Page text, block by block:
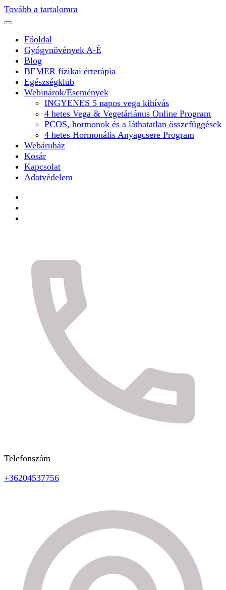
Tovább a tartalomra
Főoldal
Gyógynövények A-É
Blog
BEMER fizikai érterápia
Egészségklub
Webinárok/Események
INGYENES 5 napos vega kihívás
4 hetes Vega & Vegetáriánus Online Program
PCOS, hormonok és a láthatatlan összefüggések
4 hetes Hormonális Anyagcsere Program
Webáruház
Kosár
Kapcsolat
Adatvédelem
Telefonszám
+36204537756